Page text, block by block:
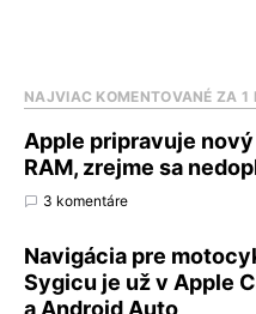
NAJVIAC KOMENTOVANÉ ZA 1
Apple pripravuje nový
RAM, zrejme sa
3 komentáre
Navigácia pre
Sygicu je už v Apple
a Android Auto